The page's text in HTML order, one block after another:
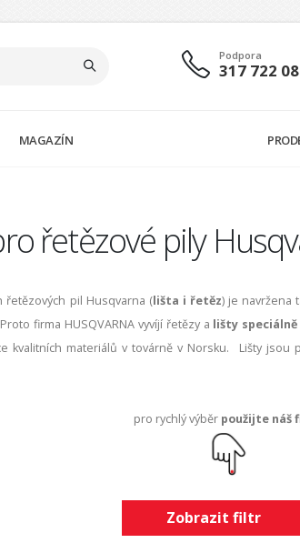
Podpora
317 722
MAGAZÍN
řetězové pily
řetězových pil Husqvarna (lišta i řetěz) je navržena
firma HUSQVARNA vyvíjí řetězy a lišty
kvalitních materiálů v továrně v Norsku. Lišty
pro rychlý výběr použijte náš
Zobrazit filtr